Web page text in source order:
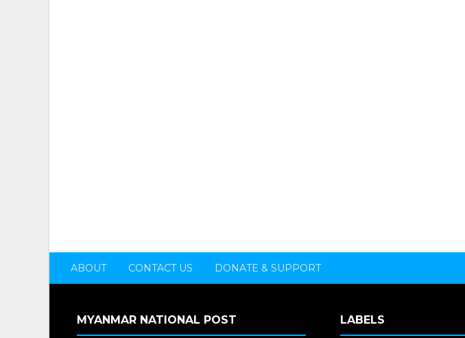
ABOUT CONTACT US DONATE & SUPPORT
MYANMAR NATIONAL POST LABELS